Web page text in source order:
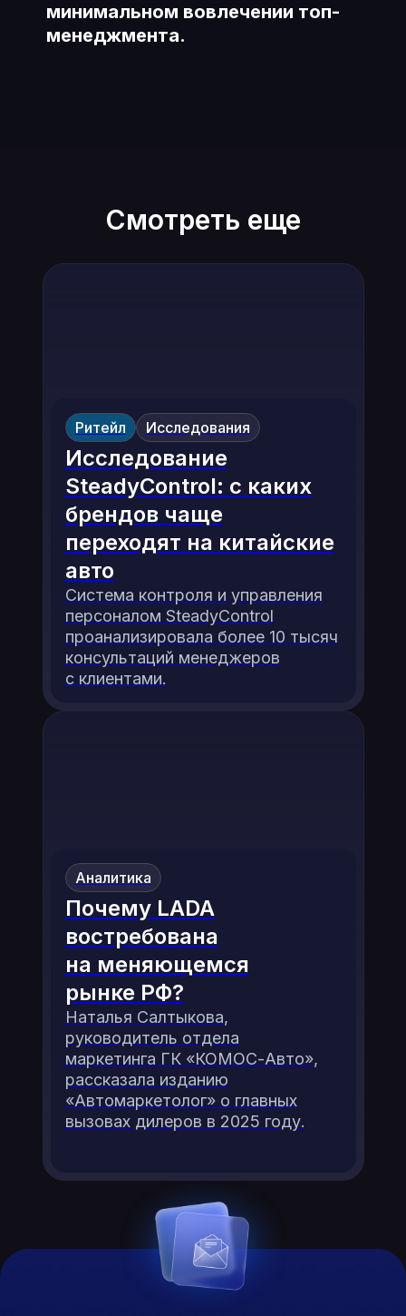
минимальном вовлечении топ-
менеджмента.
Ритейл Исследования
Исследование
SteadyControl: с каких
брендов чаще
переходят на китайские
авто
Система контроля и управления
персоналом SteadyControl
проанализировала более 10 тысяч
консультаций менеджеров
с клиентами.
Аналитика
Почему LADA
востребована
на меняющемся
рынке РФ?
Наталья Салтыкова,
руководитель отдела
маркетинга ГК «КОМОС-Авто»,
рассказала изданию
«Автомаркетолог» о главных
вызовах дилеров в 2025 году.
Смотреть еще